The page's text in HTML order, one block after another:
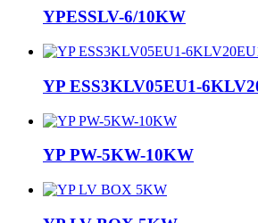
YPESSLV-6/10KW
YP ESS3KLV05EU1-
YP PW-5KW-10KW